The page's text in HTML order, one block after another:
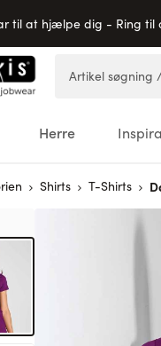
til at hjælpe dig - Ring til
Herre
Shirts T-Shirts